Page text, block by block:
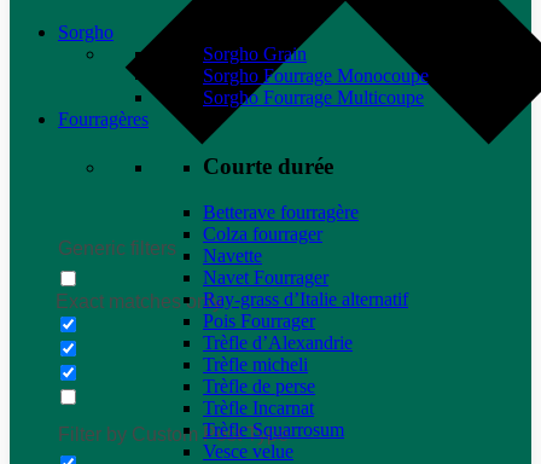
Generic filters
Exact matches only
Filter by Custom Post Type
Sorgho
Sorgho Grain
Sorgho Fourrage Monocoupe
Sorgho Fourrage Multicoupe
Fourragères
Courte durée
Betterave fourragère
Colza fourrager
Navette
Navet Fourrager
Ray-grass d’Italie alternatif
Pois Fourrager
Trèfle d’Alexandrie
Trèfle micheli
Trèfle de perse
Trèfle Incarnat
Trèfle Squarrosum
Vesce velue